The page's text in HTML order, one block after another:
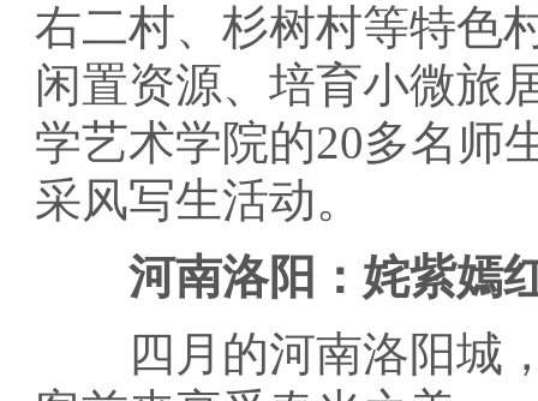
右二村、杉树村等特色
闲置资源、培育小微旅
学艺术学院的20多名师
采风写生活动。
河南洛阳：姹紫嫣
四月的河南洛阳城，